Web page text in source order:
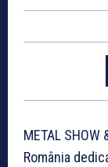
METAL
România